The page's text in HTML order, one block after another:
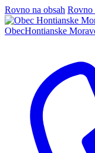
Rovno na obsah Rovno
ObecHontianske